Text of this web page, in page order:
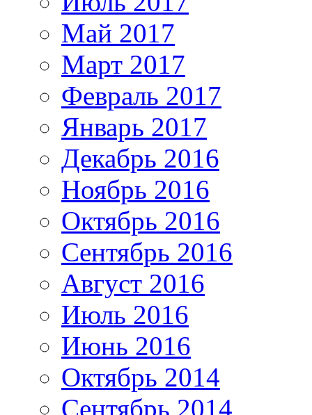
Май 2017
Март 2017
Февраль 2017
Январь 2017
Декабрь 2016
Ноябрь 2016
Октябрь 2016
Сентябрь 2016
Август 2016
Июль 2016
Июнь 2016
Октябрь 2014
Сентябрь 2014